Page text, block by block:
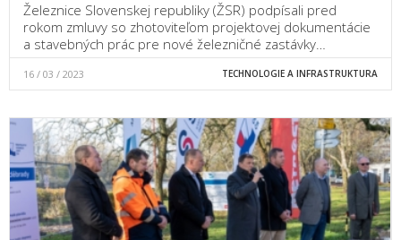
Železnice Slovenskej republiky (ŽSR) podpísali pred
rokom zmluvy so zhotoviteľom projektovej dokumentácie
a stavebných prác pre nové železničné zastávky…
16 / 03 / 2023 TECHNOLOGIE A INFRASTRUKTURA